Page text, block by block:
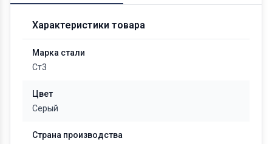
Характеристики товара
Марка стали
Ст3
Цвет
Серый
Страна производства